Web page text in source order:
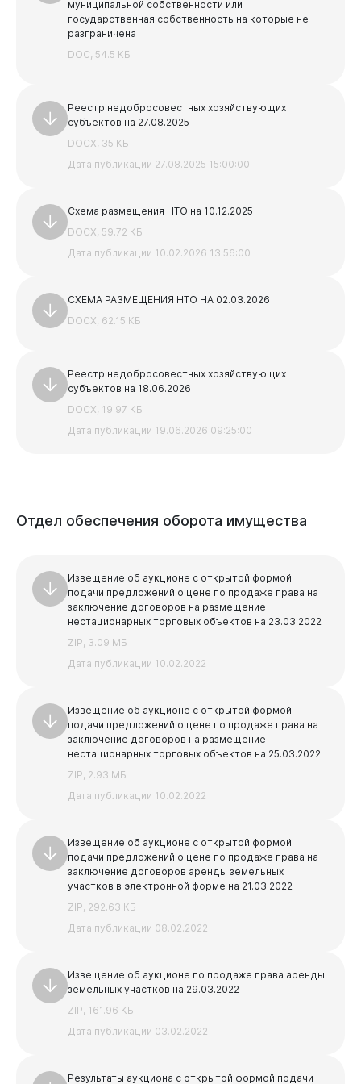
Горожанам
Бизнесу
Документы
Защита прав предпринимателей
Реестр получателей поддержки субъектов малого и
Имущественная поддержка
муниципальной собственности или
государственная собственность на которые не
разграничена
DOC, 54.5 КБ
Реестр недобросовестных хозяйствующих
субъектов на 27.08.2025
DOCX, 35 КБ
Дата публикации 27.08.2025 15:00:00
Схема размещения НТО на 10.12.2025
DOCX, 59.72 КБ
Дата публикации 10.02.2026 13:56:00
СХЕМА РАЗМЕЩЕНИЯ НТО НА 02.03.2026
DOCX, 62.15 КБ
Реестр недобросовестных хозяйствующих
субъектов на 18.06.2026
DOCX, 19.97 КБ
Дата публикации 19.06.2026 09:25:00
Отдел обеспечения оборота имущества
Извещение об аукционе с открытой формой
подачи предложений о цене по продаже права на
заключение договоров на размещение
нестационарных торговых объектов на 23.03.2022
ZIP, 3.09 МБ
Дата публикации 10.02.2022
Извещение об аукционе с открытой формой
подачи предложений о цене по продаже права на
заключение договоров на размещение
нестационарных торговых объектов на 25.03.2022
ZIP, 2.93 МБ
Дата публикации 10.02.2022
Извещение об аукционе с открытой формой
подачи предложений о цене по продаже права на
заключение договоров аренды земельных
участков в электронной форме на 21.03.2022
ZIP, 292.63 КБ
Дата публикации 08.02.2022
Извещение об аукционе по продаже права аренды
земельных участков на 29.03.2022
ZIP, 161.96 КБ
Дата публикации 03.02.2022
Результаты аукциона с открытой формой подачи